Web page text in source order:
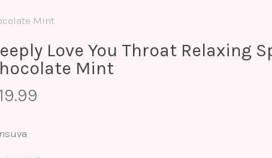
Mint
Love You Throat Relaxing
Mint
19.99